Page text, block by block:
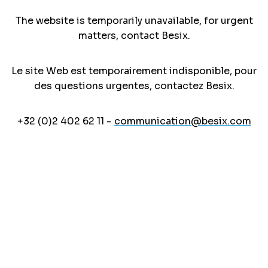
The website is temporarily unavailable, for urgent
matters, contact Besix.
Le site Web est temporairement indisponible, pour
des questions urgentes, contactez Besix.
+32 (0)2 402 62 11 - communication@besix.com